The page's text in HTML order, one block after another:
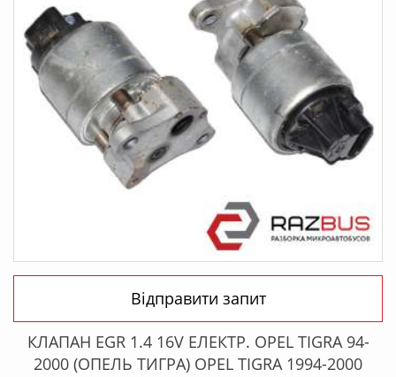
Відправити запит
КЛАПАН ЕGR 1.4 16V ЕЛЕКТР. OPEL TIGRA 94-
2000 (ОПЕЛЬ ТИГРА) OPEL TIGRA 1994-2000